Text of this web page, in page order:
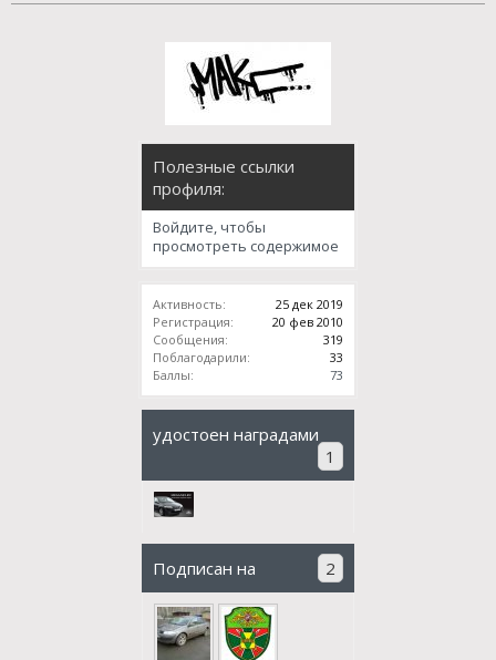
Полезные ссылки
профиля:
Войдите, чтобы
просмотреть содержимое
Активность:
25 дек 2019
Регистрация:
20 фев 2010
Сообщения:
319
Поблагодарили:
33
Баллы:
73
удостоен наградами
1
Подписан на 2